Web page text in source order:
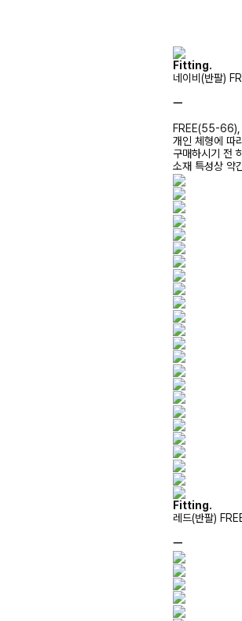
Fitting.
네이비(반팔)
ㅡ
FREE(55-66),
개인 체형에 따
구매하시기 전
소재 특성상 약
Fitting.
레드(반팔)
ㅡ